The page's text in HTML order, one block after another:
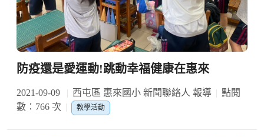
防疫還是愛運動!跳動幸福健康在惠來
2021-09-09 西屯區 惠來國小 新聞聯絡人 報導
點閱
數：766 次
教學活動